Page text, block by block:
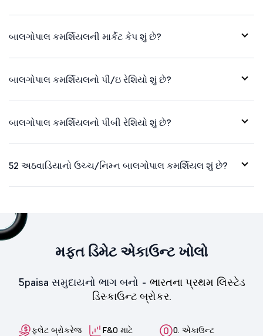
બાલગોપાલ કમર્શિયલની માર્કેટ કેપ શું છે?
બાલગોપાલ કમર્શિયલનો પી/ઇ રેશિયો શું છે?
બાલગોપાલ કમર્શિયલનો પીબી રેશિયો શું છે?
52 અઠવાડિયાનો ઉચ્ચ/નિમ્ન બાલગોપાલ કમર્શિયલ શું છે?
મફત ડિમેટ એકાઉન્ટ ખોલો
5paisa સમુદાયનો ભાગ બનો - ભારતના પ્રથમ લિસ્ટેડ
ડિસ્કાઉન્ટ બ્રોકર.
ફ્લેટ બ્રોકરેજ
F&O માટે
0. એકાઉન્ટ